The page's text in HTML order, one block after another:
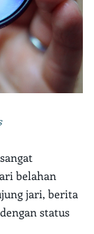
belahan
jari, berita
status